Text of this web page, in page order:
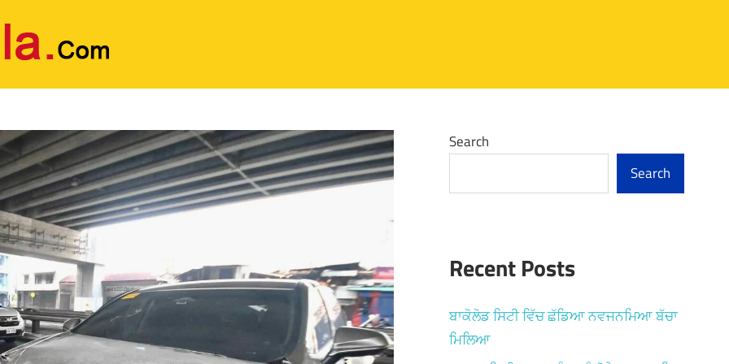
Search
Search
Recent Posts
ਬਾਕੋਲੋਡ ਸਿਟੀ ਵਿੱਚ ਛੱਡਿਆ ਨਵਜਨਮਿਆ ਬੱਚਾ
ਮਿਲਿਆ